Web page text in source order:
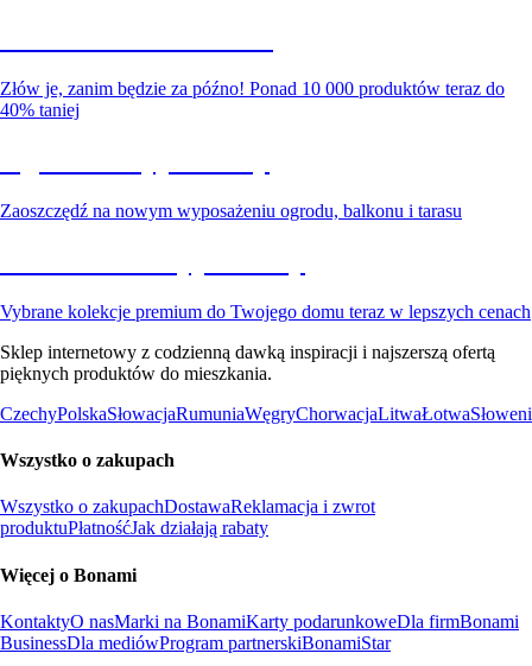
Złów je, zanim będzie za późno! Ponad 10 000 produktów teraz do
40% taniej
Zaoszczędź na nowym wyposażeniu ogrodu, balkonu i tarasu
Vybrane kolekcje premium do Twojego domu teraz w lepszych cenach
Sklep internetowy z codzienną dawką inspiracji i najszerszą ofertą
pięknych produktów do mieszkania.
CzechyPolskaSłowacjaRumuniaWęgryChorwacjaLitwaŁotwa
Wszystko o zakupach
Wszystko o zakupachDostawaReklamacja i zwrot
produktuPłatnośćJak działają rabaty
Więcej o Bonami
KontaktyO nasMarki na BonamiKarty podarunkoweDla firmBonami
BusinessDla mediówProgram partnerskiBonamiStar